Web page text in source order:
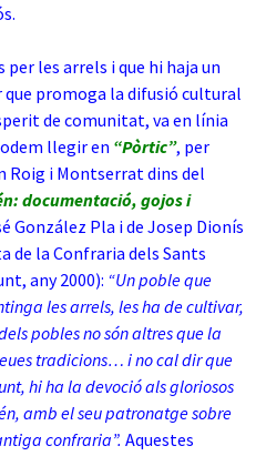
les arrels i que hi haja un
que promoga la difusió cultural
de comunitat, va en línia
llegir en “Pòrtic”, per
Roig i Montserrat dins del
documentació, gojos i
González Pla i de Josep Dionís
de la Confraria dels Sants
any 2000): “Un poble que
les arrels, les ha de cultivar,
pobles no són altres que la
tradicions… i no cal dir que
hi ha la devoció als gloriosos
amb el seu patronatge sobre
confraria”. Aquestes